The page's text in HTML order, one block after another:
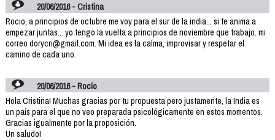
20/06/2016 - Cristina
Rocio, a principios de octubre me voy para el sur de la india... si te anima a
empezar juntas... yo tengo la vuelta a principios de noviembre que trabajo. mi
correo dorycri@gmail.com. Mi idea es la calma, improvisar y respetar el
camino de cada uno.
20/06/2016 - Rocío
Hola Cristina! Muchas gracias por tu propuesta pero justamente, la India es
un país para el que no veo preparada psicológicamente en estos momentos.
Gracias igualmente por la proposición.
Un saludo!